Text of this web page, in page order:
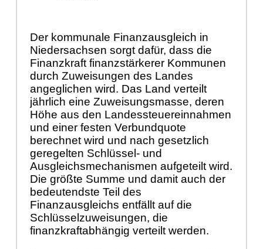
Der kommunale Finanzausgleich in
Niedersachsen sorgt dafür, dass die
Finanzkraft finanzstärkerer Kommunen
durch Zuweisungen des Landes
angeglichen wird. Das Land verteilt
jährlich eine Zuweisungsmasse, deren
Höhe aus den Landessteuereinnahmen
und einer festen Verbundquote
berechnet wird und nach gesetzlich
geregelten Schlüssel- und
Ausgleichsmechanismen aufgeteilt wird.
Die größte Summe und damit auch der
bedeutendste Teil des
Finanzausgleichs entfällt auf die
Schlüsselzuweisungen, die
finanzkraftabhängig verteilt werden.